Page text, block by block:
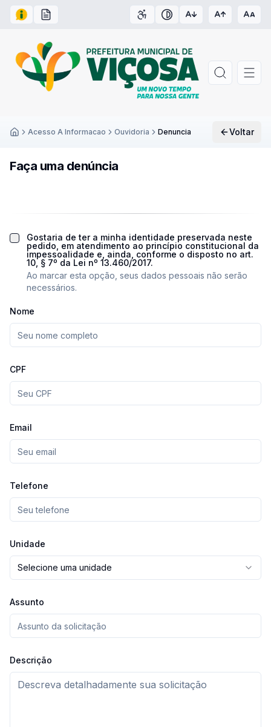
Acesso à Informação
Carta de Serviços Acessibilidade
Contraste
Acesso A Informacao Ouvidoria Denuncia Voltar
Faça uma denúncia
Gostaria de ter a minha identidade preservada neste
pedido, em atendimento ao princípio constitucional da
impessoalidade e, ainda, conforme o disposto no art.
10, § 7º da Lei nº 13.460/2017.
Ao marcar esta opção, seus dados pessoais não serão
necessários.
Nome
CPF
Email
Telefone
Unidade
Selecione uma unidade
Assunto
Descrição